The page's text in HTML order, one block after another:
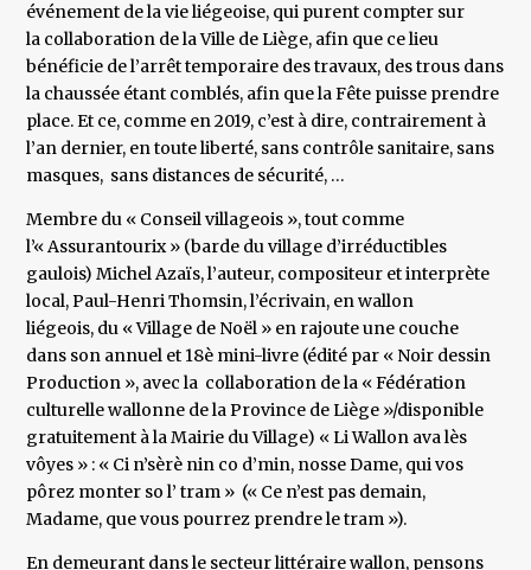
événement de la vie liégeoise, qui purent compter sur
la collaboration de la Ville de Liège, afin que ce lieu
bénéficie de l’arrêt temporaire des travaux, des trous dans
la chaussée étant comblés, afin que la Fête puisse prendre
place. Et ce, comme en 2019, c’est à dire, contrairement à
l’an dernier, en toute liberté, sans contrôle sanitaire, sans
masques, sans distances de sécurité, …
Membre du « Conseil villageois », tout comme
l’« Assurantourix » (barde du village d’irréductibles
gaulois) Michel Azaïs, l’auteur, compositeur et interprète
local, Paul-Henri Thomsin, l’écrivain, en wallon
liégeois, du « Village de Noël » en rajoute une couche
dans son annuel et 18è mini-livre (édité par « Noir dessin
Production », avec la collaboration de la « Fédération
culturelle wallonne de la Province de Liège »/disponible
gratuitement à la Mairie du Village) « Li Wallon ava lès
vôyes » : « Ci n’sèrè nin co d’min, nosse Dame, qui vos
pôrez monter so l’ tram » (« Ce n’est pas demain,
Madame, que vous pourrez prendre le tram »).
En demeurant dans le secteur littéraire wallon, pensons